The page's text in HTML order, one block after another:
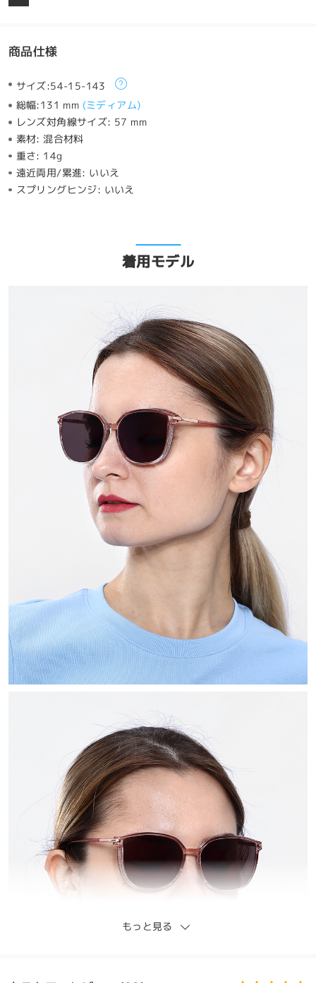
商品仕様
サイズ:54-15-143
総幅:131 mm (ミディアム)
レンズ対角線サイズ: 57 mm
素材:混合材料
重さ: 14g
遠近両用/累進: いいえ
スプリングヒンジ: いいえ
着用モデル
もっと見る